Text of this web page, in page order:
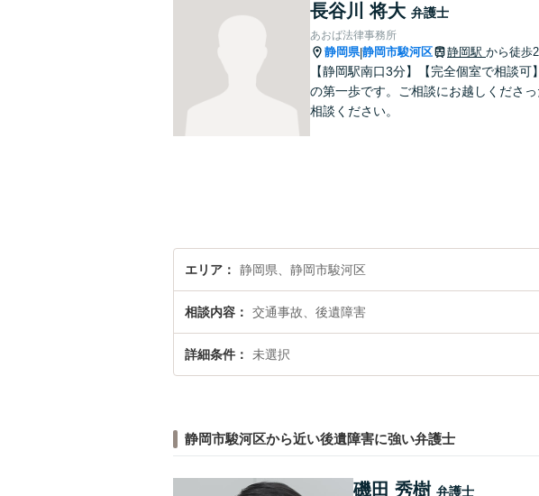
長谷川 将大 弁護士
あおば法律事務所
静岡県|静岡市駿河区 静岡駅 から徒歩
【静岡駅南口3分】【完全個室で相談
の第一歩です。ご相談にお越しくださ
相談ください。
エリア 静岡県、静岡市駿河区
相談内容 交通事故、後遺障害
詳細条件 未選択
静岡市駿河区から近い後遺障害に強い弁護士
磯田 秀樹 弁護士